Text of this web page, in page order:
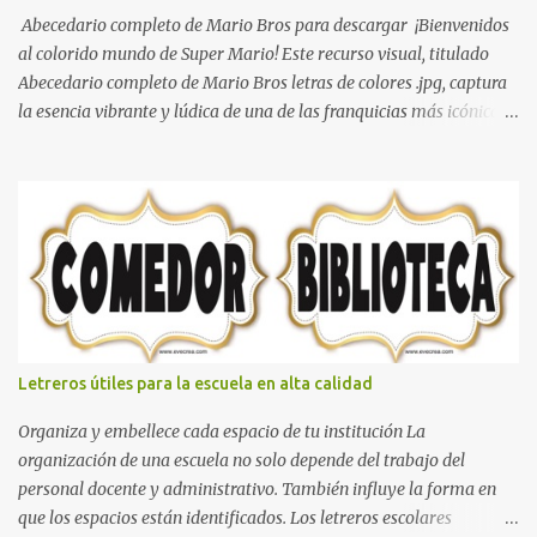
Abecedario completo de Mario Bros para descargar ¡Bienvenidos
al colorido mundo de Super Mario! Este recurso visual, titulado
Abecedario completo de Mario Bros letras de colores .jpg, captura
la esencia vibrante y lúdica de una de las franquicias más icónicas
tipografía clásica y robusta que los fans han reconocido por
décadas. En esta primera sección, el abecedario nos presenta:
Identidad Visual: Un diseño de bloques con bordes negros gruesos
que resaltan sobre cualquier fondo. Paleta de Colores: Una
secuencia dinámica que alterna entre el rojo de Mario, el verde de
Luigi, y los tonos azul y amarillo clásicos de los elementos del
juego. Contenido Actual: La imagen muestra la organización desde
la letra A hasta la M, estableciendo el estilo geométrico y divertido
que define a toda la colección. Primera parte del juego de letras
in...
Letreros útiles para la escuela en alta calidad
Organiza y embellece cada espacio de tu institución La
organización de una escuela no solo depende del trabajo del
personal docente y administrativo. También influye la forma en
que los espacios están identificados. Los letreros escolares